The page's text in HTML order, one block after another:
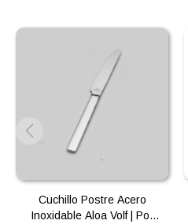
Cuchillo Postre Acero
Inoxidable Aloa Volf | Por